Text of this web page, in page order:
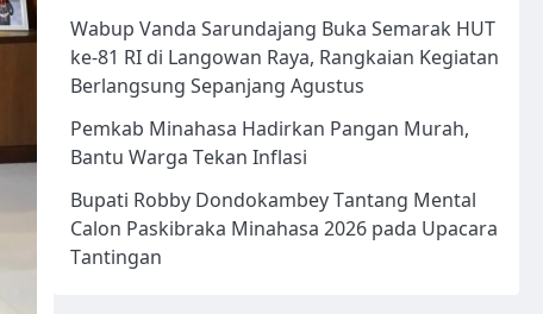
Wabup Vanda Sarundajang Buka Semarak HUT
ke-81 RI di Langowan Raya, Rangkaian Kegiatan
Berlangsung Sepanjang Agustus
Pemkab Minahasa Hadirkan Pangan Murah,
Bantu Warga Tekan Inflasi
Bupati Robby Dondokambey Tantang Mental
Calon Paskibraka Minahasa 2026 pada Upacara
Tantingan